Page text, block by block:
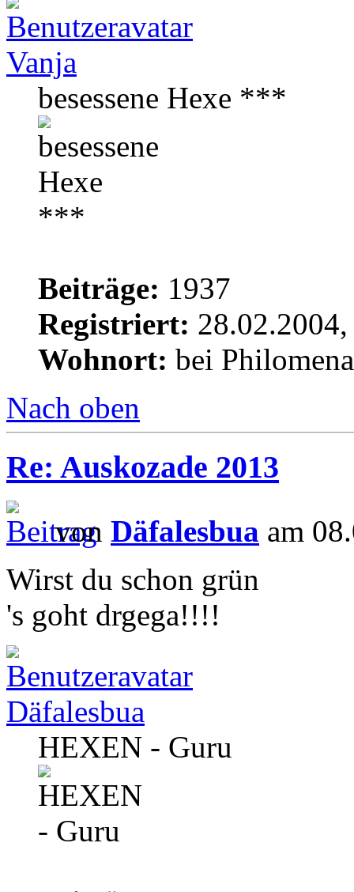
Vanja
besessene Hexe ***
Beiträge: 1937
Registriert:
Wohnort: bei
Nach oben
Re: Auskozade 2013
von Däfalesbua am
Wirst du schon grün
's goht drgega!!!!
Däfalesbua
HEXEN - Guru